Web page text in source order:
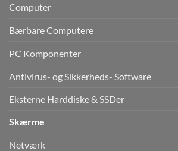
Computer
Bærbare Computere
PC Komponenter
Antivirus- og Sikkerheds- Software
Eksterne Harddiske & SSDer
Skærme
Netværk